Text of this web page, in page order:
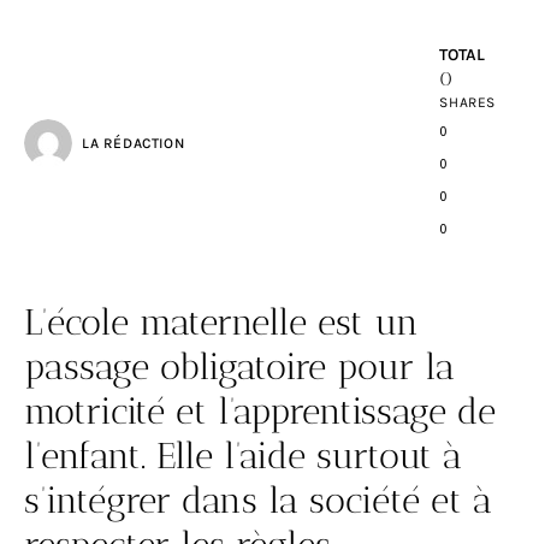
LA RÉDACTION
TOTAL
0
SHARES
0
0
0
0
L’école maternelle est un
passage obligatoire pour la
motricité et l’apprentissage de
l’enfant. Elle l’aide surtout à
s’intégrer dans la société et à